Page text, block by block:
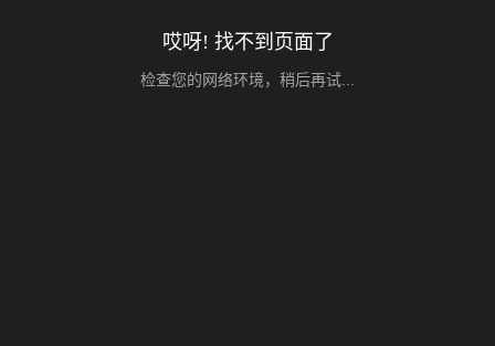
哎呀! 找不到页面了
检查您的网络环境，稍后再试...